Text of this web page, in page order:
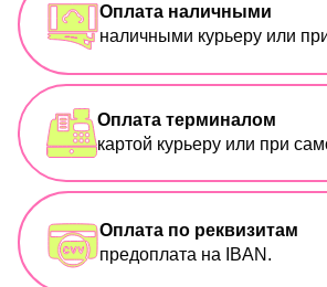
Оплата наличными
наличными курьеру или
Оплата терминалом
картой курьеру или при
Оплата по реквизитам
предоплата на IBAN.